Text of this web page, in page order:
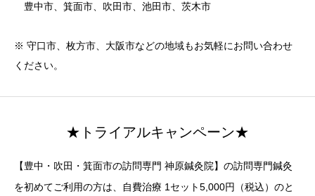
豊中市、箕面市、吹田市、池田市、茨木市
※ 守口市、枚方市、大阪市などの地域もお気軽にお問い合わせ
ください。
★トライアルキャンペーン★
【豊中・吹田・箕面市の訪問専門 神原鍼灸院】の訪問専門鍼灸
を初めてご利用の方は、自費治療 1セット5,000円（税込）のと